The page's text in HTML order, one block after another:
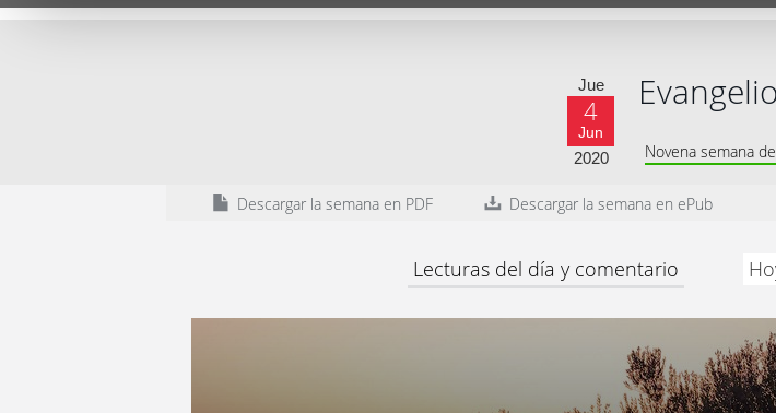
Jue
4
Jun
2020 Novena semana
Descargar la semana en PDF Descargar la semana en ePub
Lecturas del día y comentario